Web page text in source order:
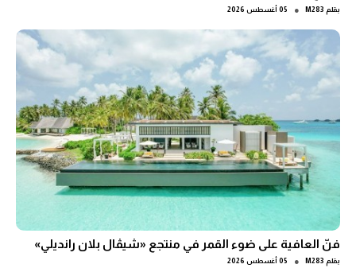
بقلم M283
● 05 أغسطس 2026
فنّ العافية على ضوء القمر في منتجع «شيڤال بلان رانديلي»
بقلم M283
● 05 أغسطس 2026